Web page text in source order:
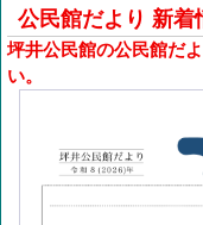
公民館だより 新着
坪井公民館の公民館だ
い。